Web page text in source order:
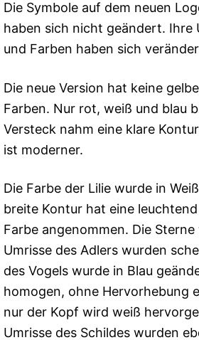
Die Symbole auf dem neuen
haben sich nicht geändert. Ihre
und Farben haben sich
Die neue Version hat keine
Farben. Nur rot, weiß und blau
Versteck nahm eine klare
ist moderner.
Die Farbe der Lilie wurde in
breite Kontur hat eine
Farbe angenommen. Die
Umrisse des Adlers wurden
des Vogels wurde in Blau
homogen, ohne Hervorhebung
nur der Kopf wird weiß
Umrisse des Schildes wurden